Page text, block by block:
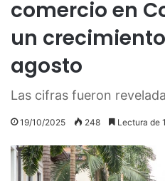
comercio en
un crecimiento
agosto
Las cifras fueron
19/10/2025 248 Lectura de